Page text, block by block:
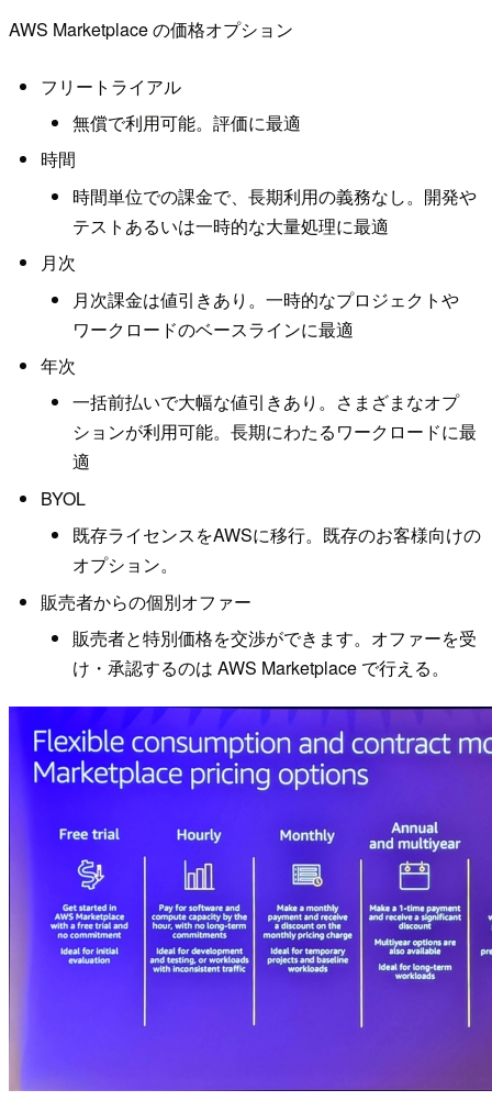
AWS Marketplace の価格オプション
フリートライアル
無償で利用可能。評価に最適
時間
時間単位での課金で、長期利用の義務なし。開発や
テストあるいは一時的な大量処理に最適
月次
月次課金は値引きあり。一時的なプロジェクトや
ワークロードのベースラインに最適
年次
一括前払いで大幅な値引きあり。さまざまなオプ
ションが利用可能。長期にわたるワークロードに最
適
BYOL
既存ライセンスをAWSに移行。既存のお客様向けの
オプション。
販売者からの個別オファー
販売者と特別価格を交渉ができます。オファーを受
け・承認するのは AWS Marketplace で行える。